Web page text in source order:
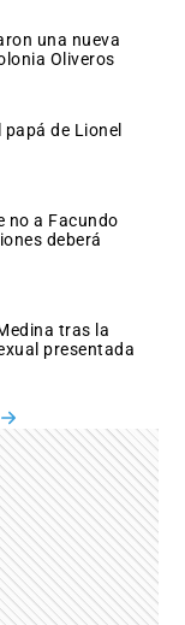
una nueva
Oliveros
de Lionel
no a Facundo
deberá
tras la
presentada